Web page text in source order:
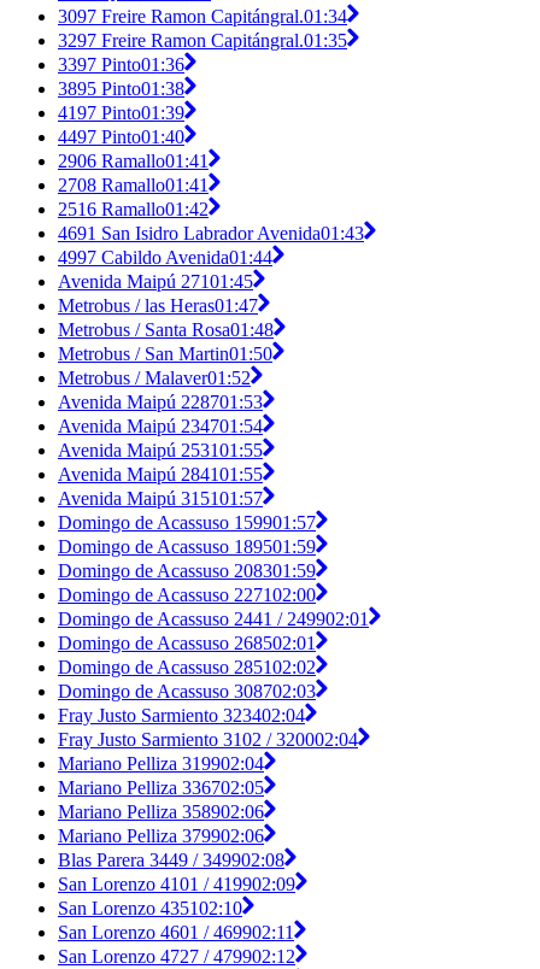
3097 Freire Ramon Capitángral.01:34
3297 Freire Ramon Capitángral.01:35
3397 Pinto01:36
3895 Pinto01:38
4197 Pinto01:39
4497 Pinto01:40
2906 Ramallo01:41
2708 Ramallo01:41
2516 Ramallo01:42
4691 San Isidro Labrador Avenida01:43
4997 Cabildo Avenida01:44
Avenida Maipú 27101:45
Metrobus / las Heras01:47
Metrobus / Santa Rosa01:48
Metrobus / San Martin01:50
Metrobus / Malaver01:52
Avenida Maipú 228701:53
Avenida Maipú 234701:54
Avenida Maipú 253101:55
Avenida Maipú 284101:55
Avenida Maipú 315101:57
Domingo de Acassuso 159901:57
Domingo de Acassuso 189501:59
Domingo de Acassuso 208301:59
Domingo de Acassuso 227102:00
Domingo de Acassuso 2441 / 249902:01
Domingo de Acassuso 268502:01
Domingo de Acassuso 285102:02
Domingo de Acassuso 308702:03
Fray Justo Sarmiento 323402:04
Fray Justo Sarmiento 3102 / 320002:04
Mariano Pelliza 319902:04
Mariano Pelliza 336702:05
Mariano Pelliza 358902:06
Mariano Pelliza 379902:06
Blas Parera 3449 / 349902:08
San Lorenzo 4101 / 419902:09
San Lorenzo 435102:10
San Lorenzo 4601 / 469902:11
San Lorenzo 4727 / 479902:12